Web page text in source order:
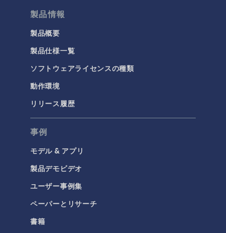
製品情報
製品概要
製品仕様一覧
ソフトウェアライセンスの種類
動作環境
リリース履歴
事例
モデル & アプリ
製品デモビデオ
ユーザー事例集
ペーパーとリサーチ
書籍